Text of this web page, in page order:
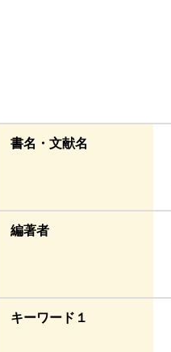
書名・文献名
編著者
キーワード１